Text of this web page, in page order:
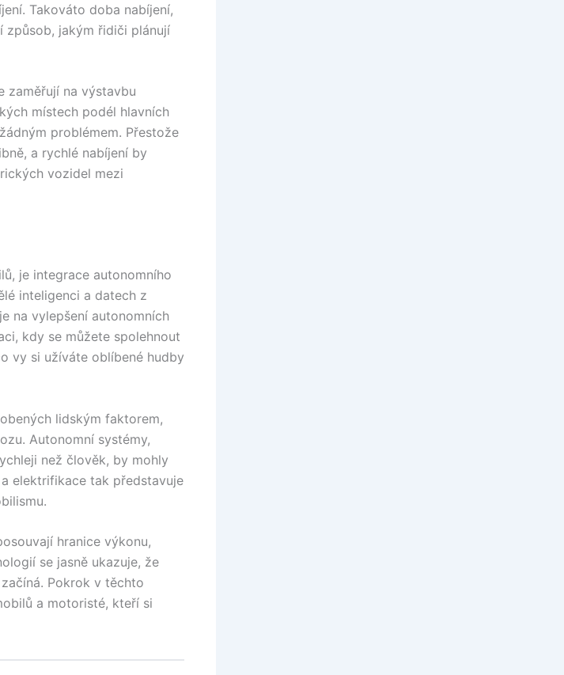
Takováto doba nabíjení,
způsob, jakým řidiči plánují
zaměřují na výstavbu
místech podél hlavních
problémem. Přestože
a rychlé nabíjení by
vozidel mezi
je integrace autonomního
inteligenci a datech z
na vylepšení autonomních
kdy se můžete spolehnout
vy si užíváte oblíbené hudby
lidským faktorem,
Autonomní systémy,
než člověk, by mohly
elektrifikace tak představuje
hranice výkonu,
se jasně ukazuje, že
Pokrok v těchto
a motoristé, kteří si